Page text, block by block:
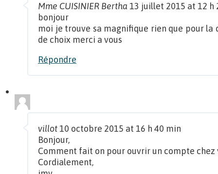
Mme CUISINIER Bertha 13 juillet 2015 at 12 h
bonjour
moi je trouve sa magnifique rien que pour
de choix merci a vous
Répondre
villot 10 octobre 2015 at 16 h 40 min
Bonjour,
Comment fait on pour ouvrir un compte chez
Cordialement,